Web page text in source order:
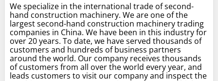
We specialize in the international trade of second-
hand construction machinery. We are one of the
largest second-hand construction machinery trading
companies in China. We have been in this industry for
over 20 years. To date, we have served thousands of
customers and hundreds of business partners
around the world. Our company receives thousands
of customers from all over the world every year, and
leads customers to visit our company and inspect the